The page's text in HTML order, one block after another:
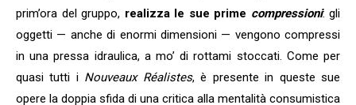
prim’ora del gruppo, realizza le sue prime compressioni: gli
oggetti — anche di enormi dimensioni — vengono compressi
in una pressa idraulica, a mo’ di rottami stoccati. Come per
quasi tutti i Nouveaux Réalistes, è presente in queste sue
opere la doppia sfida di una critica alla mentalità consumistica